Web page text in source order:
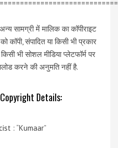
सामग्री में मालिक का कॉपीराइट
कॉपी, संपादित या किसी भी प्रकार
भी सोशल मीडिया प्लेटफॉर्म पर
करने की अनुमति नहीं है.
Details:
: “Kumaar”